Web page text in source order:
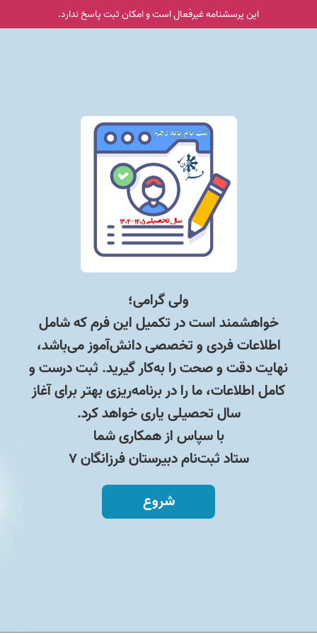
این پرسشنامه غیر‌فعال است و امکان ثبت پاسخ ندارد.
ولی گرامی؛
خواهشمند است در تکمیل این فرم که شامل
اطلاعات فردی و تخصصی دانش‌آموز می‌باشد،
نهایت دقت و صحت را به‌کار گیرید. ثبت درست و
کامل اطلاعات، ما را در برنامه‌ریزی بهتر برای آغاز
سال تحصیلی یاری خواهد کرد.
با سپاس از همکاری شما
ستاد ثبت‌نام دبیرستان فرزانگان ۷
شروع